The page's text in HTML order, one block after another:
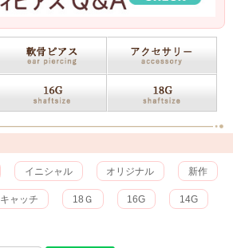
イニシャル オリジナル 新作
キャッチ 18Ｇ 16G 14G